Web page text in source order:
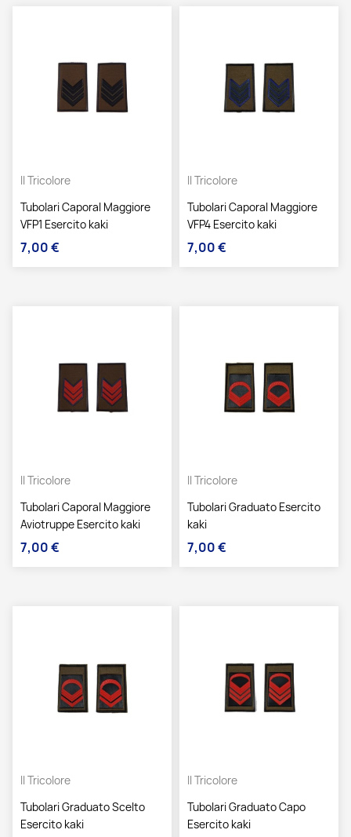
Il Tricolore
Tubolari Caporal Maggiore
VFP1 Esercito kaki
Prezzo
7,00 €
Il Tricolore
Tubolari Caporal Maggiore
VFP4 Esercito kaki
Prezzo
7,00 €
Il Tricolore
Tubolari Caporal Maggiore
Aviotruppe Esercito kaki
Prezzo
7,00 €
Il Tricolore
Tubolari Graduato Esercito
kaki
Prezzo
7,00 €
Il Tricolore
Tubolari Graduato Scelto
Esercito kaki
Il Tricolore
Tubolari Graduato Capo
Esercito kaki